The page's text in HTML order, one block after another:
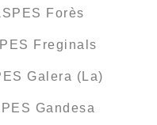
Forès
Freginals
Galera (La)
Gandesa